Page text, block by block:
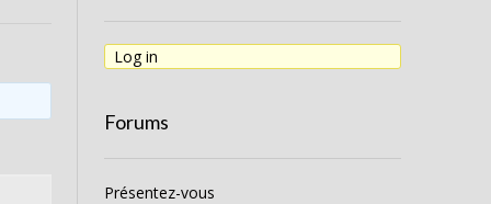
Log in
Forums
Présentez-vous